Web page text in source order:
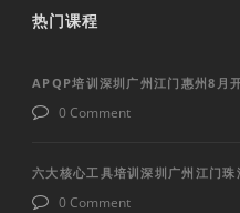
热门课程
APQP培训深圳广州江门惠州8月
0 Comment
六大核心工具培训深圳广州江门
0 Comment